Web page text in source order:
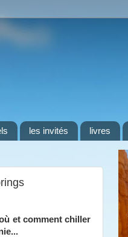
les invités livres
et comment chiller